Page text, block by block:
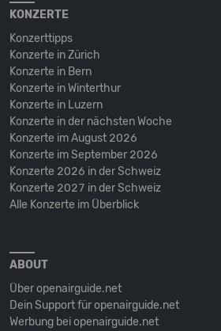
KONZERTE
Konzerttipps
Konzerte in Zürich
Konzerte in Bern
Konzerte in Winterthur
Konzerte in Luzern
Konzerte in der nächsten Woche
Konzerte im August 2026
Konzerte im September 2026
Konzerte 2026 in der Schweiz
Konzerte 2027 in der Schweiz
Alle Konzerte im Überblick
ABOUT
Über openairguide.net
Dein Support für openairguide.net
Werbung bei openairguide.net